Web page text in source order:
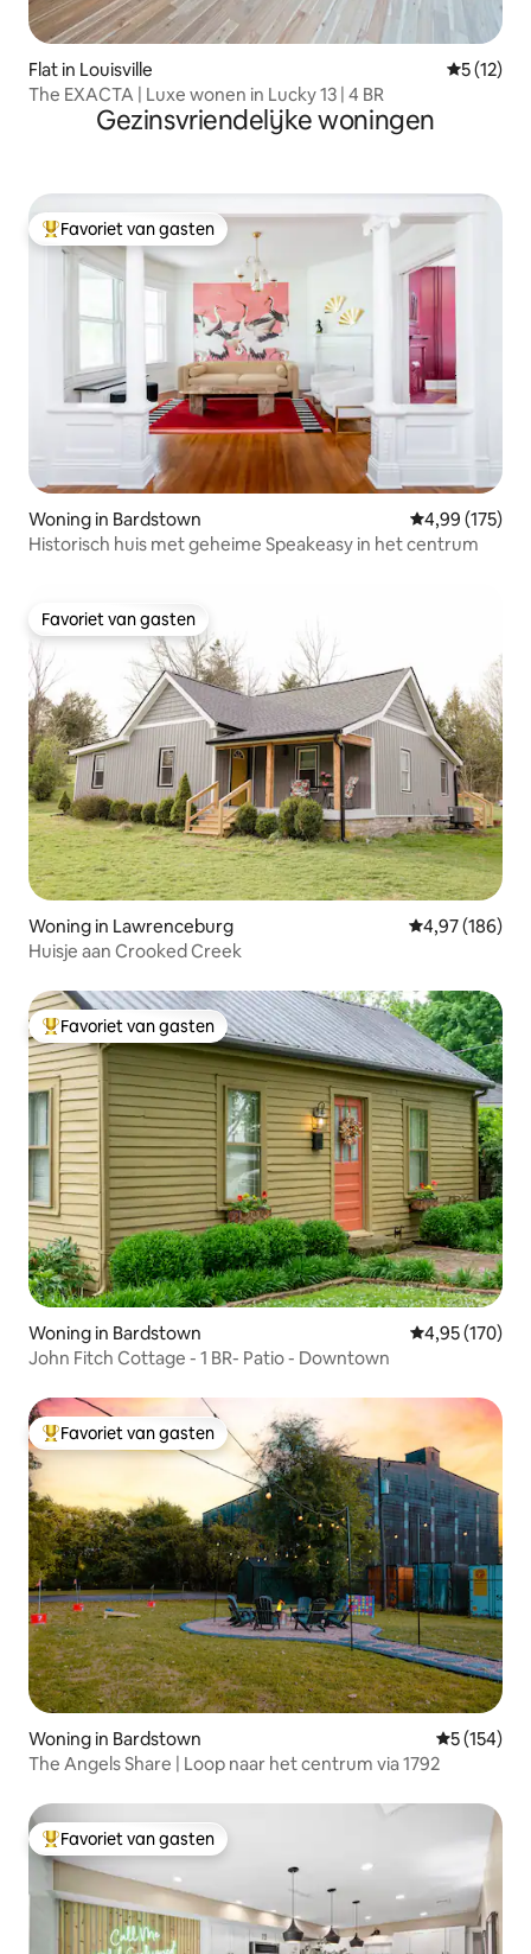
Flat in Louisville
5 (12)
The EXACTA | Luxe wonen in Lucky 13 | 4 BR
Gezinsvriendelijke woningen
Topfavoriet van gasten
Favoriet van gasten
Woning in Bardstown Gemiddelde
4,99 (175)
Historisch huis met geheime Speakeasy in het centrum
Favoriet van gasten
Favoriet van gasten
Woning in Lawrenceburg Gemiddelde
4,97 (186)
Huisje aan Crooked Creek
Topfavoriet van gasten
Favoriet van gasten
Woning in Bardstown Gemiddelde
4,95 (170)
John Fitch Cottage - 1 BR- Patio - Downtown
Topfavoriet van gasten
Favoriet van gasten
Woning in Bardstown
5 (154)
The Angels Share | Loop naar het centrum via 1792
Topfavoriet van gasten
Favoriet van gasten